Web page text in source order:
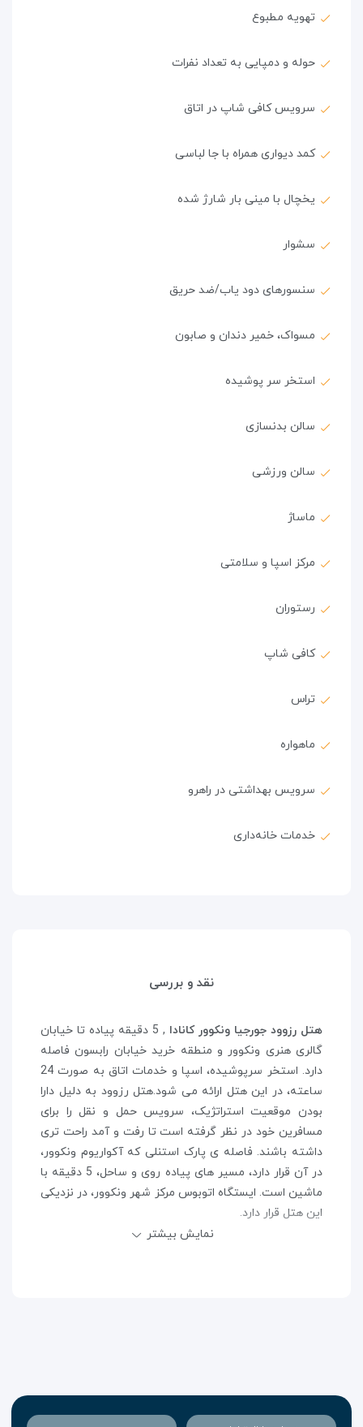
تهویه مطبوع
حوله و دمپایی به تعداد نفرات
سرویس کافی شاپ در اتاق
کمد دیواری همراه با جا لباسی
یخچال با مینی بار شارژ شده
سشوار
سنسورهای دود یاب/ضد حریق
مسواک، خمیر دندان و صابون
استخر سر پوشیده
سالن بدنسازی
سالن ورزشی
ماساژ
مرکز اسپا و سلامتی
رستوران
کافی شاپ
تراس
ماهواره
سرویس بهداشتی در راهرو
خدمات خانه‌داری
نقد و بررسی
هتل رزوود جورجیا ونکوور کانادا
, 5 دقیقه پیاده تا خیابان
گالری هنری ونکوور و منطقه خرید خیابان رابسون فاصله
دارد. استخر سرپوشیده، اسپا و خدمات اتاق به صورت 24
ساعته، در این هتل ارائه می شود.هتل رزوود به دلیل دارا
بودن موقعیت استراتژیک، سرویس حمل و نقل را برای
مسافرین خود در نظر گرفته است تا رفت و آمد راحت تری
داشته باشند. فاصله ی پارک استنلی که آکواریوم ونکوور،
در آن قرار دارد، مسیر های پیاده روی و ساحل، 5 دقیقه با
ماشین است. ایستگاه اتوبوس مرکز شهر ونکوور، در نزدیکی
این هتل قرار دارد.
نمایش بیشتر